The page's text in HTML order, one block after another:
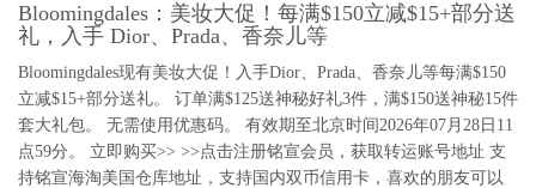
Bloomingdales：美妆大促！每满$150立减$15+部分送
礼，入手 Dior、Prada、香奈儿等
Bloomingdales现有美妆大促！入手Dior、Prada、香奈儿等每满$150
立减$15+部分送礼。 订单满$125送神秘好礼3件，满$150送神秘15件
套大礼包。 无需使用优惠码。 有效期至北京时间2026年07月28日11
点59分。 立即购买>> >>点击注册铭宣会员，获取转运账号地址 支
持铭宣海淘美国仓库地址，支持国内双币信用卡，喜欢的朋友可以